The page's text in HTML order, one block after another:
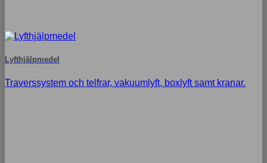
Lyfthjälpmedel
Traverssystem och telfrar, vakuumlyft, boxlyft samt kranar.